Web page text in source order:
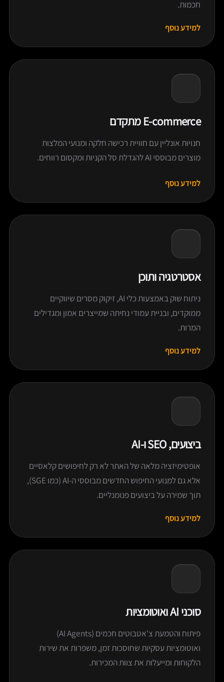
חכמות.
למידע נוסף
E-commerce מתקדם
חנויות אונליין עם חוויית רכישה חלקה ומנועי המלצות
מוצרים מבוססי AI להגדלת סל הקניות ומקסום רווחים.
למידע נוסף
אסטרטגיה ותוכן
ניתוח שוק באמצעות כלי AI, זיקוק מסרים שיווקיים
ממוקדים, ובניית עמודי נחיתה שמייצרים אמון ומגדילים
המרות.
למידע נוסף
ביצועים, SEO ו-AI
אופטימיזציה מלאה של האתר לא רק לחיפושים קלאסיים
אלא גם למנועי החיפוש החדשים מבוססי ה-AI (כמו SGE),
תוך שמירה על ביצועים פנומנליים.
למידע נוסף
סוכני AI ואוטומציות
פיתוח והטמעת צ'אטבוטים חכמים (AI Agents)
ואוטומציות עסקיות שחוסכות זמן, משפרות את שירות
הלקוחות ומייעלות את צוות המכירות.